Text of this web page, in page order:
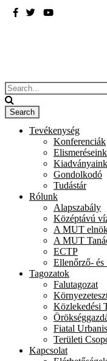
Tevékenység
Konferenciák
Elismeréseink
Kiadványaink
Gondolkodó
Tudástár
Rólunk
Alapszabály
Középtávú
A MUT
A MUT
ECTP
Ellenőrző-
Tagozatok
Falutagozat
Közlekedési
Fiatal
Területi
Kapcsolat